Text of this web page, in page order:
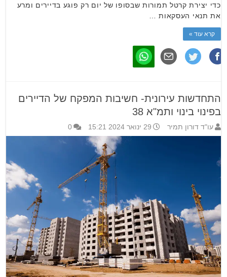
כדי יצירת קרטל תמורות שבסופו של יום רק פוגע בדיירים ומרע
את תנאי העסקאות …
קרא עוד »
התחדשות עירונית- חשיבות המפקח של הדיירים
בפינוי בינוי ותמ"א 38
עו"ד דורון תמיר 29 ינואר 2024 15:21 0